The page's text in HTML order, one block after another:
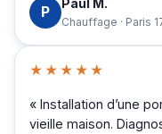
P Paul M.
Chauffage · Paris
★★★★★
« Installation d’une
vieille maison.